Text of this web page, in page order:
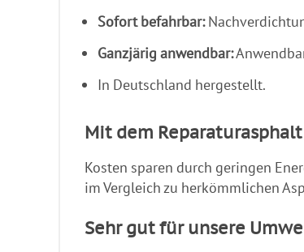
Sofort befahrbar:
Ganzjärig anwendbar:
In Deutschland hergestellt.
Mit dem
Kosten sparen durch geringen
im Vergleich zu herkömmlichen
Sehr gut für unsere